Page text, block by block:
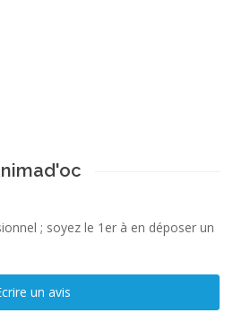
; soyez le 1er à en déposer un
un avis